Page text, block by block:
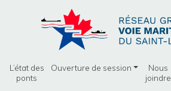
L’état des
ponts
Ouverture de session
Nous
joindre